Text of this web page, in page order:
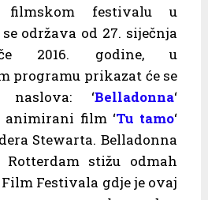
filmskom festivalu u
održava od 27. siječnja
2016. godine, u
programu prikazat će se
‘Belladonna‘
animirani film ‘Tu tamo‘
Stewarta. Belladonna
stižu odmah
Festivala gdje je ovaj